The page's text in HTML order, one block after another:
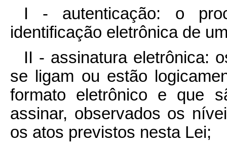
I - autenticação: o
identificação eletrônica de
II - assinatura eletrônica:
se ligam ou estão
formato eletrônico e que
assinar, observados os
os atos previstos nesta Lei;